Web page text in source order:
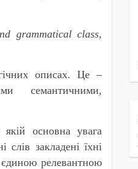
grammatical class,
описах. Це ‒
семантичними,
основна увага
закладені їхні
єдиною релевантною